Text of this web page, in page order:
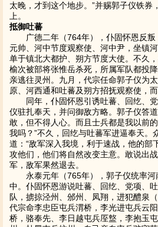
太晚，才到这个地步。”并赐郭子仪铁券
上。
抵御吐蕃
广德二年（764年），仆固怀恩反叛
元帅、河中节度观察使、河中尹，坐镇
单于镇北大都护、朔方节度大使。不久
榆次被部将张惟岳杀死，所属军队都投
亲逃往灵州。九月，代宗任命郭子仪为
原、河西通和吐蕃及朔方招抚观察使，
同年，仆固怀恩引诱吐蕃、回纥、党
仪驻扎奉天，并问御敌方略。郭子仪答
敢，但不得人心。而且士兵都是我以前
我吗？”不久，回纥与吐蕃军进逼奉天。
道：“敌军深入我境，利于速战，他的部
攻他们，他们将自然改变主意。敢说出
军，敌军果然退去。
永泰元年（765年），郭子仪统率河
中。仆固怀恩游说吐蕃、回纥、党项、
队，掳掠泾州、邠州、凤翔，进犯醴泉
代宗命李忠臣屯兵渭桥，李光进屯兵云
桥，骆奉先、李日越屯兵厔盩，李抱玉